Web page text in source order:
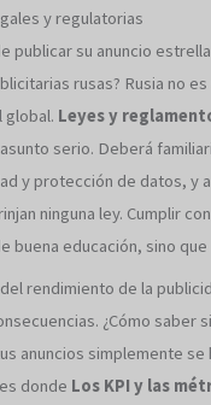
y regulatorias
publicar su anuncio
rusas? Rusia no
global. Leyes y
serio. Deberá
y protección de datos, y
ninguna ley. Cumplir
buena educación, sino
rendimiento de la
¿Cómo saber
anuncios simplemente se
donde Los KPI y las